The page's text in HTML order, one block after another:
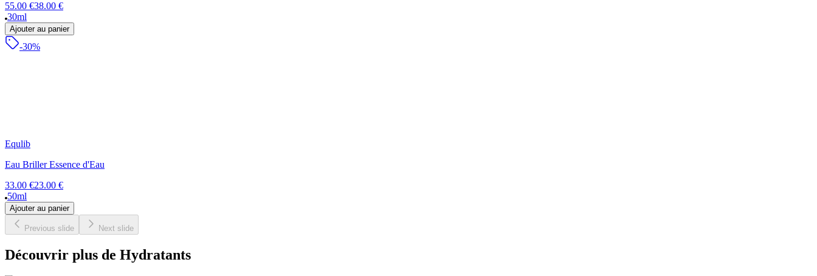
55.00 €38.00 €
30ml
Ajouter au panier
-30%
Equlib
Eau Briller Essence d'Eau
33.00 €23.00 €
50ml
Ajouter au panier
Previous slide Next slide
Découvrir plus de Hydratants